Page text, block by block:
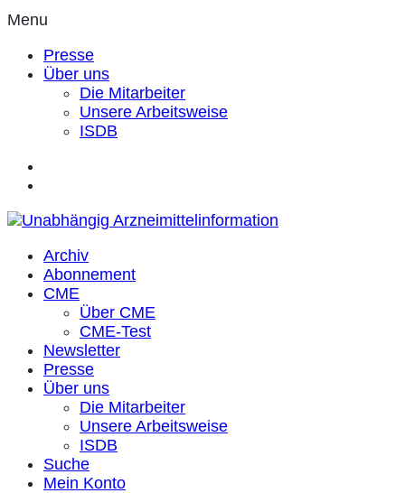
Menu
Presse
Über uns
Die Mitarbeiter
Unsere Arbeitsweise
ISDB
Archiv
Abonnement
CME
Über CME
CME-Test
Newsletter
Presse
Über uns
Die Mitarbeiter
Unsere Arbeitsweise
ISDB
Suche
Mein Konto